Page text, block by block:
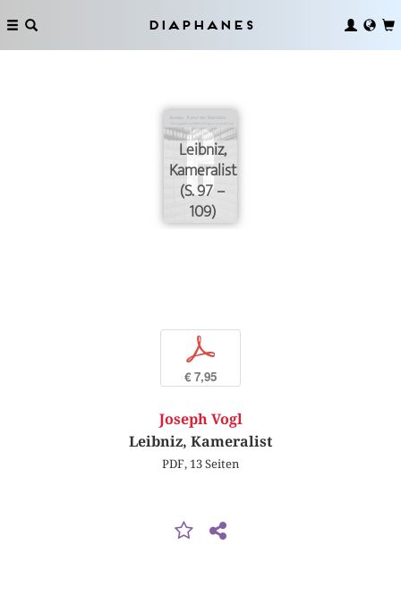
Diaphanes
Leibniz,
Kameralist
(S. 97 –
109)
p
€ 7,95
Joseph Vogl
Leibniz, Kameralist
PDF, 13 Seiten